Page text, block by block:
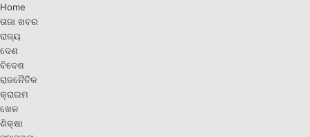
Home
ତାଜା ଖବର
ରାଜ୍ୟ
ଦେଶ
ବିଦେଶ
ରାଜନୈତିକ
କ୍ରାଇମ
ଖେଳ
ଶିକ୍ଷା